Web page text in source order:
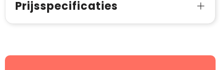
Prijsspecificaties